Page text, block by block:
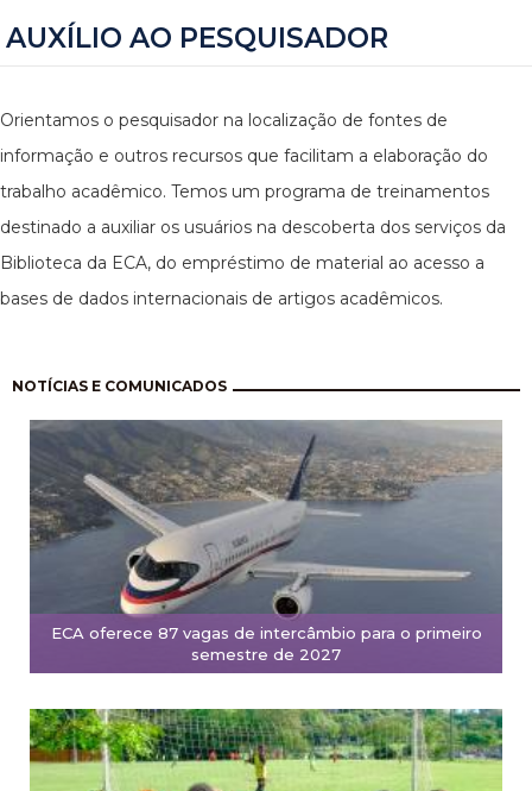
AUXÍLIO AO PESQUISADOR
Orientamos o pesquisador na localização de fontes de
informação e outros recursos que facilitam a elaboração do
trabalho acadêmico. Temos um programa de treinamentos
destinado a auxiliar os usuários na descoberta dos serviços da
Biblioteca da ECA, do empréstimo de material ao acesso a
bases de dados internacionais de artigos acadêmicos.
NOTÍCIAS E COMUNICADOS
ECA oferece 87 vagas de intercâmbio para o primeiro
semestre de 2027
Paginação